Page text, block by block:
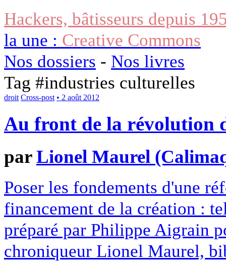
Hackers, bâtisseurs depuis
la une : Creative Commons
Nos dossiers - Nos livres
Tag #industries culturelles
droit Cross-post • 2 août 2012
Au front de la révolution
parLionel Maurel
Poser les fondements d'une
financement de la création :
préparé par Philippe Aigrain
chroniqueur Lionel Maurel,